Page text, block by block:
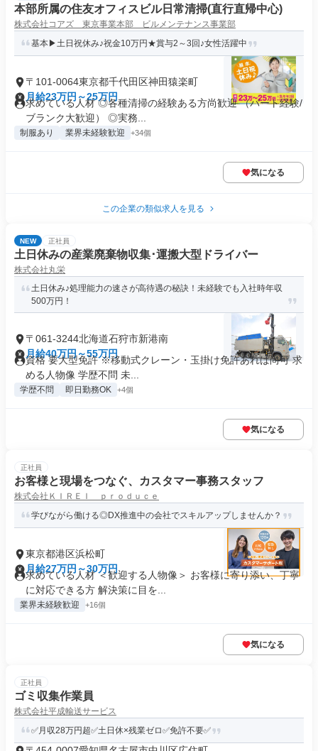
本部所属の住友オフィスビル日常清掃(直行直帰中心)
株式会社コアズ 東京事業本部 ビルメンテナンス事業部
基本▶土日祝休み♪祝金10万円★賞与2～3回♪女性活躍中
〒101-0064東京都千代田区神田猿楽町
月給23万円～25万円
求めている人材 ◎各種清掃の経験ある方尚歓迎 （パート経験/
ブランク大歓迎） ◎実務...
制服あり 業界未経験歓迎 +34個
気になる
この企業の類似求人を見る
NEW 正社員
土日休みの産業廃棄物収集･運搬大型ドライバー
株式会社丸栄
土日休み♪処理能力の速さが高待遇の秘訣！未経験でも入社時年収
500万円！
〒061-3244北海道石狩市新港南
月給40万円～55万円
資格 要大型免許 ※移動式クレーン・玉掛け免許あれば尚可 求
める人物像 学歴不問 未...
学歴不問 即日勤務OK +4個
気になる
正社員
お客様と現場をつなぐ、カスタマー事務スタッフ
株式会社ＫＩＲＥＩ ｐｒｏｄｕｃｅ
学びながら働ける◎DX推進中の会社でスキルアップしませんか？
東京都港区浜松町
月給27万円～30万円
求めている人材 ＜歓迎する人物像＞ お客様に寄り添い、丁寧
に対応できる方 解決策に目を...
業界未経験歓迎 +16個
気になる
正社員
ゴミ収集作業員
株式会社平成輸送サービス
✅月収28万円超✅土日休×残業ゼロ✅免許不要✅